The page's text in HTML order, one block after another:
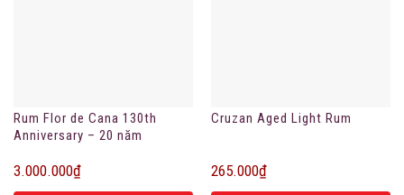
Rum Flor de Cana 130th
Anniversary – 20 năm
3.000.000₫
Cruzan Aged Light Rum
265.000₫